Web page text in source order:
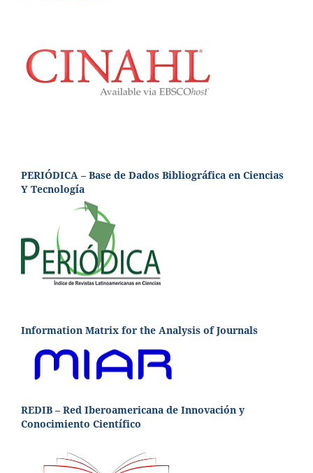
PERIÓDICA – Base de Dados Bibliográfica en Ciencias
Y Tecnología
Information Matrix for the Analysis of Journals
REDIB – Red Iberoamericana de Innovación y
Conocimiento Científico